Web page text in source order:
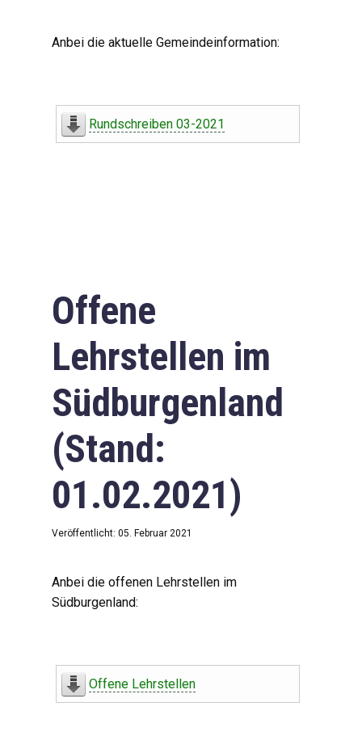
Anbei die aktuelle Gemeindeinformation:
Rundschreiben 03-2021
Offene
Lehrstellen im
Südburgenland
(Stand:
01.02.2021)
Veröffentlicht: 05. Februar 2021
Anbei die offenen Lehrstellen im
Südburgenland:
Offene Lehrstellen